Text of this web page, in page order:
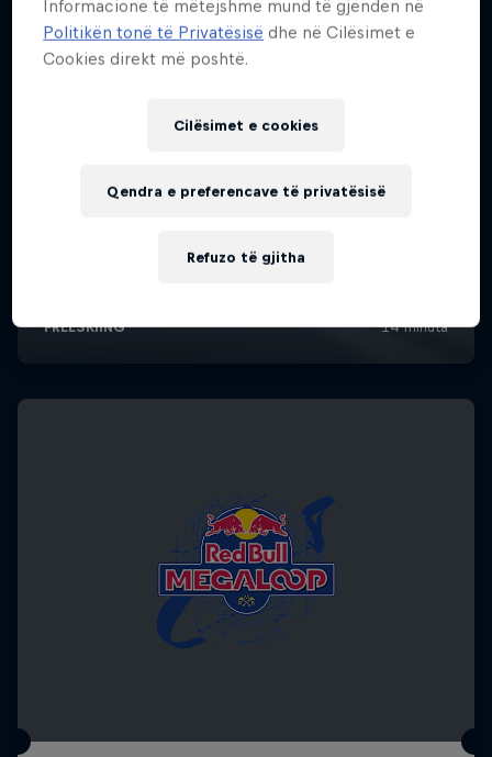
Informacione të mëtejshme mund të gjenden në
Politikën tonë të Privatësisë dhe në Cilësimet e
Cookies direkt më poshtë.
Cilësimet e cookies
Refuzo të gjitha
Qendra e preferencave të privatësisë